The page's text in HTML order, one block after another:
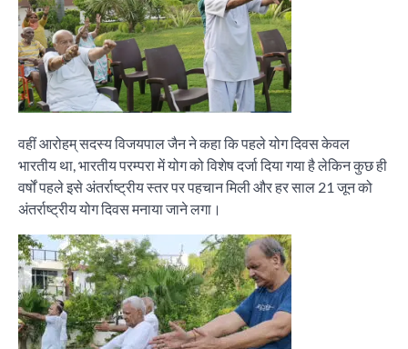
वहीं आरोहम् सदस्य विजयपाल जैन ने कहा कि पहले योग दिवस केवल
भारतीय था, भारतीय परम्परा में योग को विशेष दर्जा दिया गया है लेकिन कुछ ही
वर्षों पहले इसे अंतर्राष्ट्रीय स्तर पर पहचान मिली और हर साल 21 जून को
अंतर्राष्ट्रीय योग दिवस मनाया जाने लगा।